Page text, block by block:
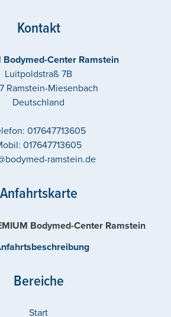
Kontakt
Bodymed-Center Ramstein
Luitpoldstraß 7B
Ramstein-Miesenbach
Deutschland
017647713605
017647713605
ramstein.de
Anfahrtskarte
Bereiche
Start